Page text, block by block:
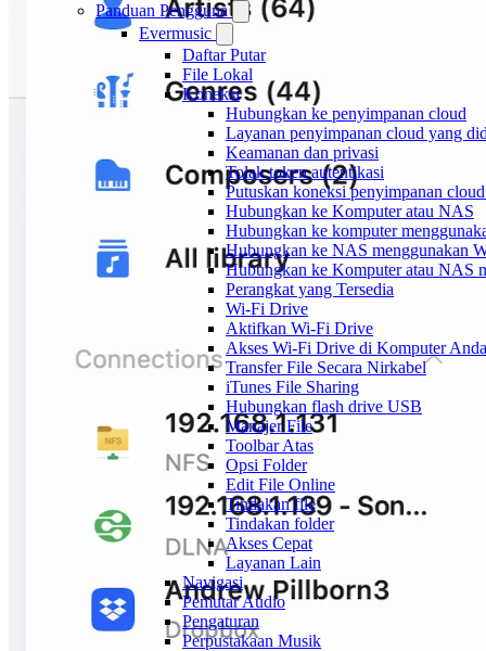
Panduan Pengguna
Evermusic
Daftar Putar
File Lokal
Koneksi
Hubungkan ke penyimpanan cloud
Layanan penyimpanan cloud yang
Keamanan dan privasi
Tolak token autentikasi
Putuskan koneksi penyimpanan
Hubungkan ke Komputer atau NAS
Hubungkan ke komputer
Hubungkan ke NAS menggunakan
Hubungkan ke Komputer atau NAS
Perangkat yang Tersedia
Wi-Fi Drive
Aktifkan Wi-Fi Drive
Akses Wi-Fi Drive di Komputer Anda
Transfer File Secara Nirkabel
iTunes File Sharing
Hubungkan flash drive USB
Manajer File
Toolbar Atas
Opsi Folder
Edit File Online
Tindakan file
Tindakan folder
Akses Cepat
Layanan Lain
Navigasi
Pemutar Audio
Pengaturan
Perpustakaan Musik